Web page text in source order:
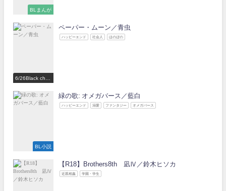
BLまんが
6/26Black choc
加作家
ペーパー・ムーン／青虫
ハッピーエンド 社会人 ほのぼの
BL小説
緑の歌: オメガバース／藍白
ハッピーエンド 溺愛 ファンタジー オメガバース
【R18】Brothers8th 凪Ⅳ／鈴木ヒソカ
近親相姦 学園・学生